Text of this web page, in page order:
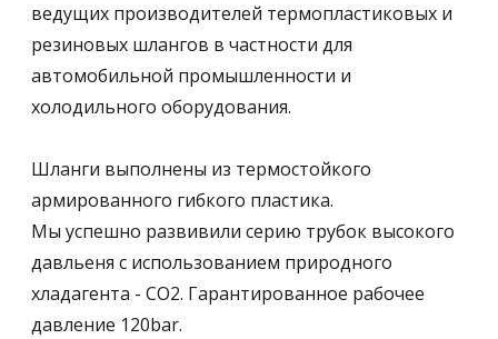
ведущих производителей термопластиковых и
резиновых шлангов в частности для
автомобильной промышленности и
холодильного оборудования.
Шланги выполнены из термостойкого
армированного гибкого пластика.
Мы успешно развивили серию трубок высокого
давльеня с использованием природного
хладагента - СО2. Гарантированное рабочее
давление 120bar.